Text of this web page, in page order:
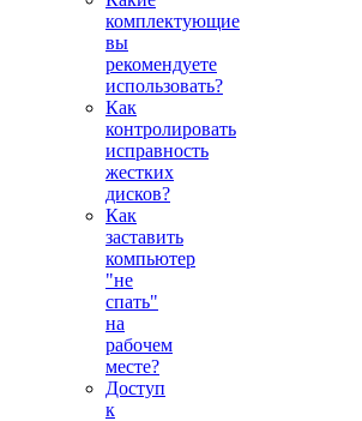
комплектующие
вы
рекомендуете
использовать?
Как
контролировать
исправность
жестких
дисков?
Как
заставить
компьютер
"не
спать"
на
рабочем
месте?
Доступ
к